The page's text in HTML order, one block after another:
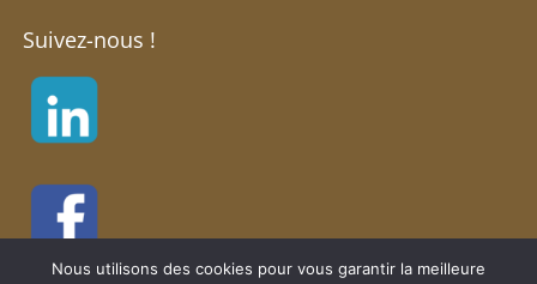
Suivez-nous !
Nous utilisons des cookies pour vous garantir la meilleure